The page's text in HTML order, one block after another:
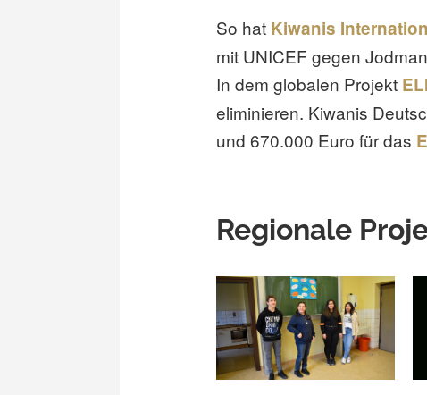
So hat Kiwanis
mit UNICEF gegen
In dem globalen Projekt
eliminieren. Kiwanis
und 670.000 Euro für das
Regionale